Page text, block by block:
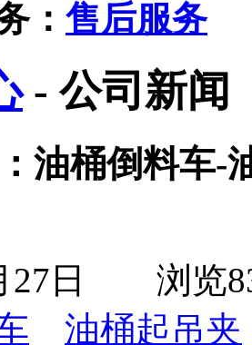
：
- 公司新闻
油桶倒料车-
日 浏览
油桶起吊夹